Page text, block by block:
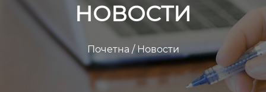
НОВОСТИ
Почетна /Новости